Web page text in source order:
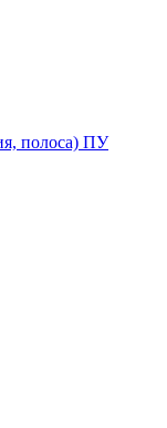
полоса) ПУ